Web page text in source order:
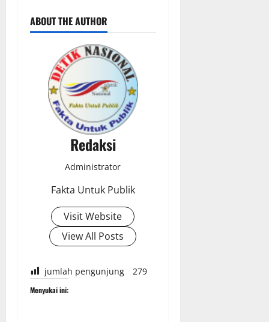
ABOUT THE AUTHOR
Redaksi
Administrator
Fakta Untuk Publik
Visit Website
View All Posts
jumlah pengunjung 279
Menyukai ini: